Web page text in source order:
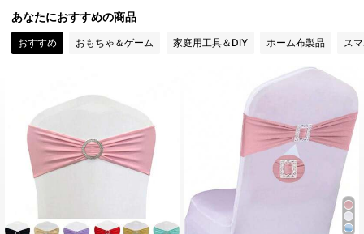
4.87 92K フォロワー
4.87
4.87 92K フォロワー
あなたにおすすめの商品
おすすめ おもちゃ＆ゲーム 家庭用工具＆DIY ホーム布製品 ス